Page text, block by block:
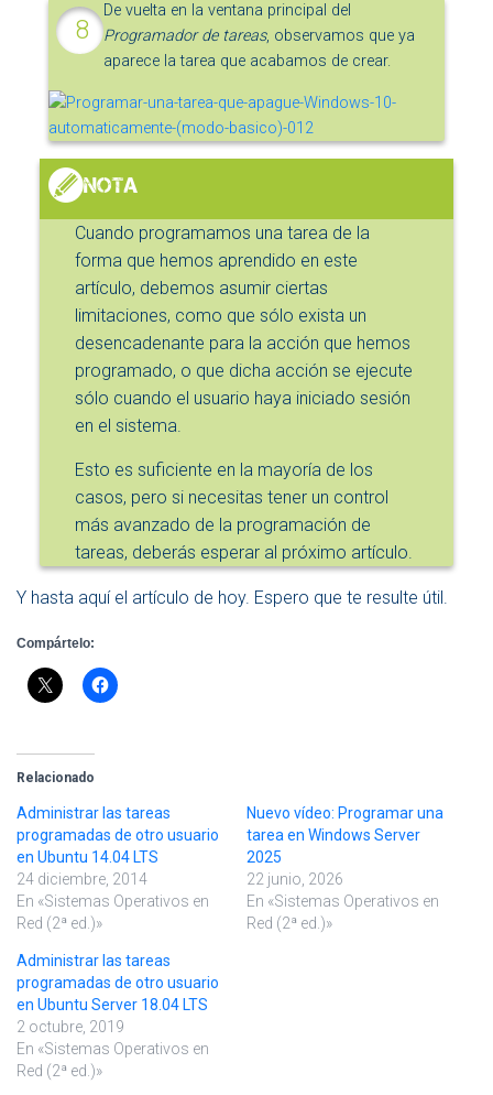
De vuelta en la ventana principal del
Programador de tareas, observamos que ya
aparece la tarea que acabamos de crear.
Cuando programamos una tarea de la
forma que hemos aprendido en este
artículo, debemos asumir ciertas
limitaciones, como que sólo exista un
desencadenante para la acción que hemos
programado, o que dicha acción se ejecute
sólo cuando el usuario haya iniciado sesión
en el sistema.
Esto es suficiente en la mayoría de los
casos, pero si necesitas tener un control
más avanzado de la programación de
tareas, deberás esperar al próximo artículo.
Y hasta aquí el artículo de hoy. Espero que te resulte útil.
Compártelo:
Relacionado
Administrar las tareas
programadas de otro usuario
en Ubuntu 14.04 LTS
24 diciembre, 2014
En «Sistemas Operativos en
Red (2ª ed.)»
Nuevo vídeo: Programar una
tarea en Windows Server
2025
22 junio, 2026
En «Sistemas Operativos en
Red (2ª ed.)»
Administrar las tareas
programadas de otro usuario
en Ubuntu Server 18.04 LTS
2 octubre, 2019
En «Sistemas Operativos en
Red (2ª ed.)»